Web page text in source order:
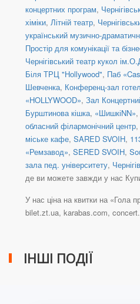
концертних програм,
хіміки, Літній театр,
український музично-
Простір для комунікації та
Чернігівський театр кукол
Біля ТРЦ "Ноllywood", Паб
Шевченка, Конференц-зал
«HOLLYWOOD», Зал
Бурштинова кішка, «ШишкіNN»,
обласний філармонічний центр,
міське кафе, SARED SVOIH,
«Ремзавод», SERED SVOIH,
зала пед. університету,
де ви можете завжди у нас
У нас ціна на квитки на «Гола
bilet.zt.ua, karabas.com,
ІНШІ ПОДІЇ